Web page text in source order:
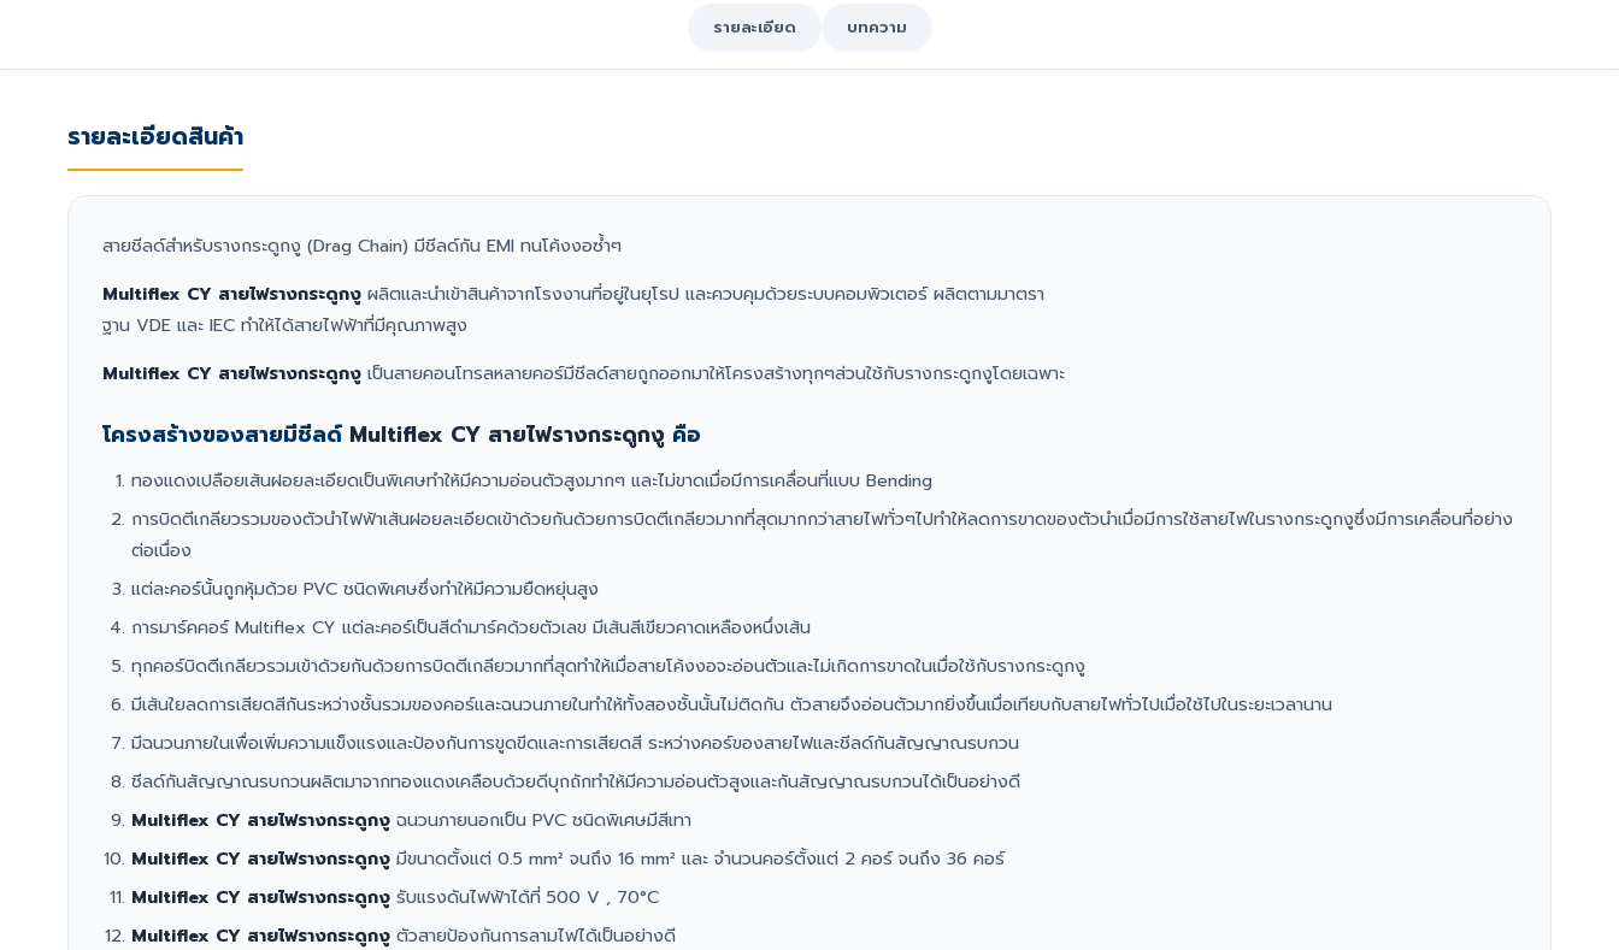
รายละเอียด บทความ
รายละเอียดสินค้า
สายชีลด์สำหรับรางกระดูกงู (Drag Chain) มีชีลด์กัน EMI ทนโค้งงอซ้ำๆ
Multiflex CY สายไฟรางกระดูกงู ผลิตและนำเข้าสินค้าจากโรงงานที่อยู่ในยุโรป และควบคุมด้วยระบบคอมพิวเตอร์ ผลิตตามมาตรา
ฐาน VDE และ IEC ทำให้ได้สายไฟฟ้าที่มีคุณภาพสูง
Multiflex CY สายไฟรางกระดูกงู เป็นสายคอนโทรลหลายคอร์มีชีลด์สายถูกออกมาให้โครงสร้างทุกๆส่วนใช้กับรางกระดูกงูโดยเฉพาะ
โครงสร้างของสายมีชีลด์ Multiflex CY สายไฟรางกระดูกงู คือ
ทองแดงเปลือยเส้นฝอยละเอียดเป็นพิเศษทำให้มีความอ่อนตัวสูงมากๆ และไม่ขาดเมื่อมีการเคลื่อนที่แบบ Bending
การบิดตีเกลียวรวมของตัวนำไฟฟ้าเส้นฝอยละเอียดเข้าด้วยกันด้วยการบิดตีเกลียวมากที่สุดมากกว่าสายไฟทั่วๆไปทำให้ลดการขาดของตัวนำเมื่อมีการใช้สายไฟในรางกระดูกงูซึ่งมีการเคลื่อนที่อย่าง
ต่อเนื่อง
แต่ละคอร์นั้นถูกหุ้มด้วย PVC ชนิดพิเศษซึ่งทำให้มีความยืดหยุ่นสูง
การมาร์คคอร์ Multiflex CY แต่ละคอร์เป็นสีดำมาร์คด้วยตัวเลข มีเส้นสีเขียวคาดเหลืองหนึ่งเส้น
ทุกคอร์บิดตีเกลียวรวมเข้าด้วยกันด้วยการบิดตีเกลียวมากที่สุดทำให้เมื่อสายโค้งงอจะอ่อนตัวและไม่เกิดการขาดในเมื่อใช้กับรางกระดูกงู
มีเส้นใยลดการเสียดสีกันระหว่างชั้นรวมของคอร์และฉนวนภายในทำให้ทั้งสองชั้นนั้นไม่ติดกัน ตัวสายจึงอ่อนตัวมากยิ่งขึ้นเมื่อเทียบกับสายไฟทั่วไปเมื่อใช้ไปในระยะเวลานาน
มีฉนวนภายในเพื่อเพิ่มความแข็งแรงและป้องกันการขูดขีดและการเสียดสี ระหว่างคอร์ของสายไฟและชีลด์กันสัญญาณรบกวน
ชีลด์กันสัญญาณรบกวนผลิตมาจากทองแดงเคลือบด้วยดีบุกถักทำให้มีความอ่อนตัวสูงและกันสัญญาณรบกวนได้เป็นอย่างดี
Multiflex CY สายไฟรางกระดูกงู ฉนวนภายนอกเป็น PVC ชนิดพิเศษมีสีเทา
Multiflex CY สายไฟรางกระดูกงู มีขนาดตั้งแต่ 0.5 mm² จนถึง 16 mm² และ จำนวนคอร์ตั้งแต่ 2 คอร์ จนถึง 36 คอร์
Multiflex CY สายไฟรางกระดูกงู รับแรงดันไฟฟ้าได้ที่ 500 V , 70°C
Multiflex CY สายไฟรางกระดูกงู ตัวสายป้องกันการลามไฟได้เป็นอย่างดี